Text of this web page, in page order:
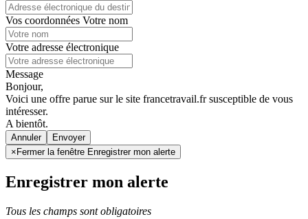
Vos coordonnées Votre nom
Votre adresse électronique
Message
Bonjour,
Voici une offre parue sur le site francetravail.fr susceptible de vous
intéresser.
A bientôt.
Annuler
× Fermer la fenêtre Enregistrer mon alerte
Enregistrer mon alerte
Tous les champs sont obligatoires